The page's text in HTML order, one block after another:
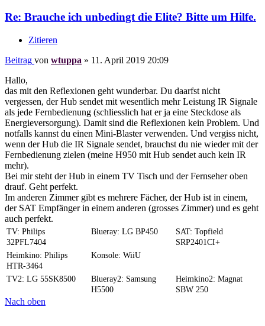
Re: Brauche ich unbedingt die Elite? Bitte um Hilfe.
Zitieren
Beitrag von wtuppa » 11. April 2019 20:09
Hallo,
das mit den Reflexionen geht wunderbar. Du daarfst nicht
vergessen, der Hub sendet mit wesentlich mehr Leistung IR Signale
als jede Fernbedienung (schliesslich hat er ja eine Steckdose als
Energieversorgung). Damit sind die Reflexionen kein Problem. Und
notfalls kannst du einen Mini-Blaster verwenden. Und vergiss nicht,
wenn der Hub die IR Signale sendet, brauchst du nie wieder mit der
Fernbedienung zielen (meine H950 mit Hub sendet auch kein IR
mehr).
Bei mir steht der Hub in einem TV Tisch und der Fernseher oben
drauf. Geht perfekt.
Im anderen Zimmer gibt es mehrere Fächer, der Hub ist in einem,
der SAT Empfänger in einem anderen (grosses Zimmer) und es geht
auch perfekt.
TV: Philips
32PFL7404
Blueray: LG BP450
SAT: Topfield
SRP2401CI+
Heimkino: Philips
HTR-3464
Konsole: WiiU
TV2: LG 55SK8500
Blueray2: Samsung
H5500
Heimkino2: Magnat
SBW 250
Nach oben